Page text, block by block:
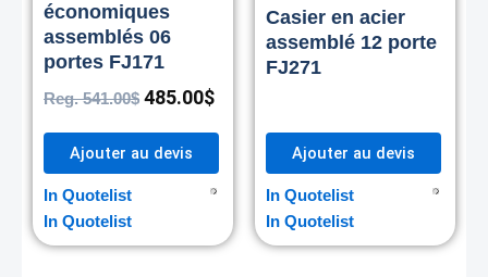
économiques
assemblés 06
portes FJ171
Reg.541.00$ 485.00$
Ajouter au devis
In Quotelist
In Quotelist
Casier en acier
assemblé 12 porte
FJ271
Ajouter au devis
In Quotelist
In Quotelist